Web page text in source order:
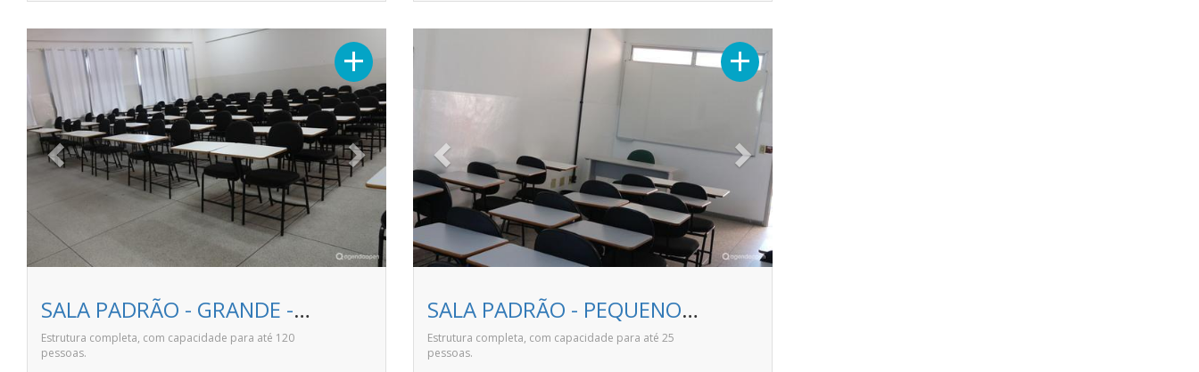
+
Previous Next
SALA PADRÃO - GRANDE - Faculdade Pitágoras de Linhares
Estrutura completa, com capacidade para até 120
pessoas.
+Next
SALA PADRÃO - PEQUENO - Faculdade Pitágoras de Linhares
Estrutura completa, com capacidade para até 25
pessoas.